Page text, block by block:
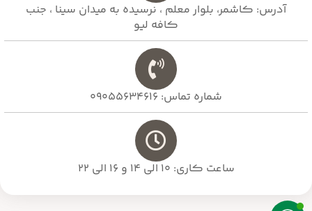
آدرس: کاشمر، بلوار معلم ،‌ نرسیده به میدان سینا ، جنب
کافه لیو
شماره تماس: 09055634616
ساعت کاری: 10 الی 14 و 16 الی 22